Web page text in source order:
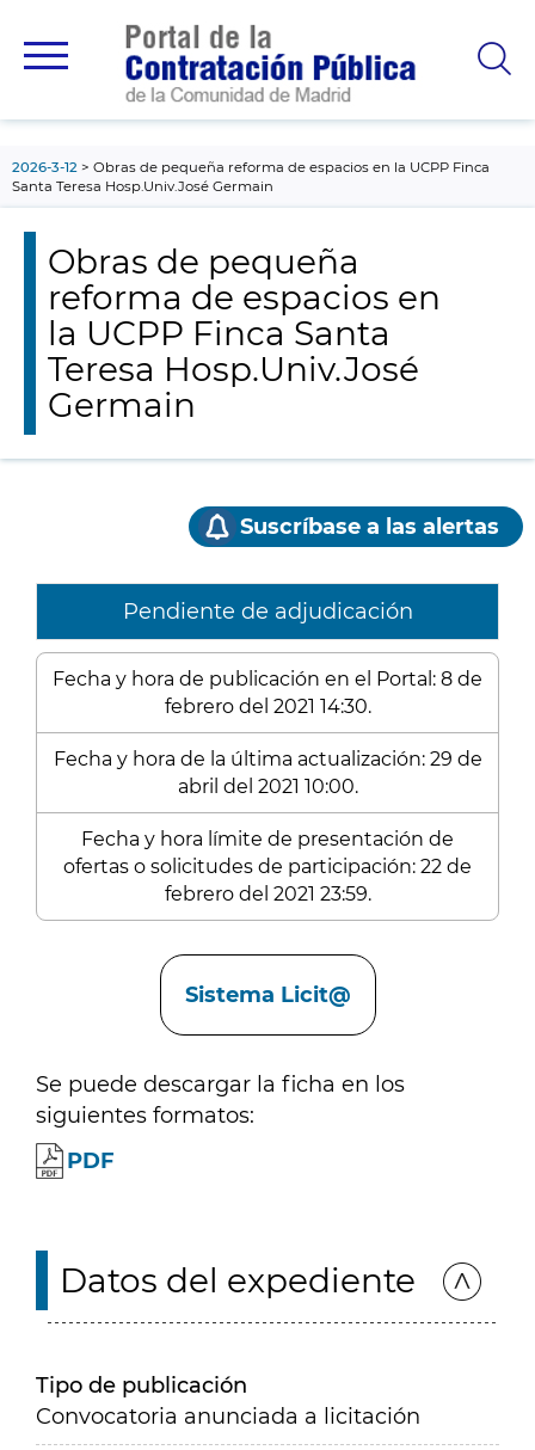
principal
2026-3-12
Obras de pequeña reforma de espacios en la UCPP Finca
Santa Teresa Hosp.Univ.José Germain
Obras de pequeña
reforma de espacios en
la UCPP Finca Santa
Teresa Hosp.Univ.José
Germain
Suscríbase a las alertas
Pendiente de adjudicación
Fecha y hora de publicación en el Portal: 8 de
febrero del 2021 14:30.
Fecha y hora de la última actualización: 29 de
abril del 2021 10:00.
Fecha y hora límite de presentación de
ofertas o solicitudes de participación: 22 de
febrero del 2021 23:59.
Sistema Licit@
Se puede descargar la ficha en los
siguientes formatos:
PDF
Datos del expediente
Tipo de publicación
Convocatoria anunciada a licitación